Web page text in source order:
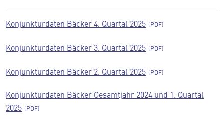
Konjunkturdaten Bäcker 4. Quartal 2025
Konjunkturdaten Bäcker 3. Quartal 2025
Konjunkturdaten Bäcker 2. Quartal 2025
Konjunkturdaten Bäcker Gesamtjahr 2024 und 1. Quartal
2025